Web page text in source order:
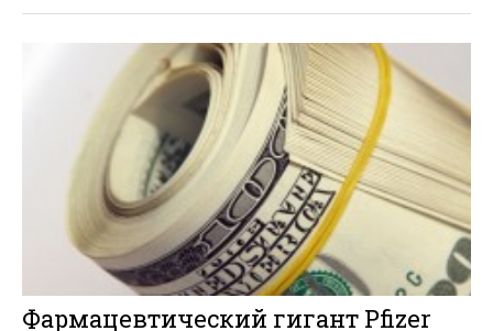
Фармацевтический гигант Pfizer